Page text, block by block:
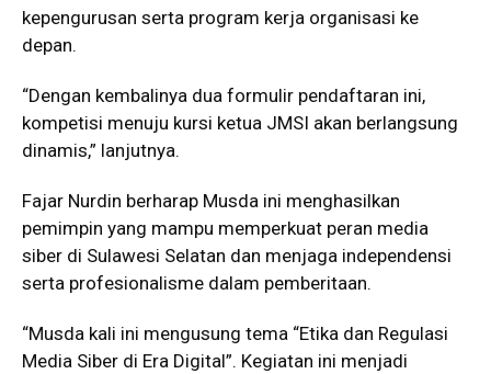
kepengurusan serta program kerja organisasi ke
depan.
“Dengan kembalinya dua formulir pendaftaran ini,
kompetisi menuju kursi ketua JMSI akan berlangsung
dinamis,” lanjutnya.
Fajar Nurdin berharap Musda ini menghasilkan
pemimpin yang mampu memperkuat peran media
siber di Sulawesi Selatan dan menjaga independensi
serta profesionalisme dalam pemberitaan.
“Musda kali ini mengusung tema “Etika dan Regulasi
Media Siber di Era Digital”. Kegiatan ini menjadi